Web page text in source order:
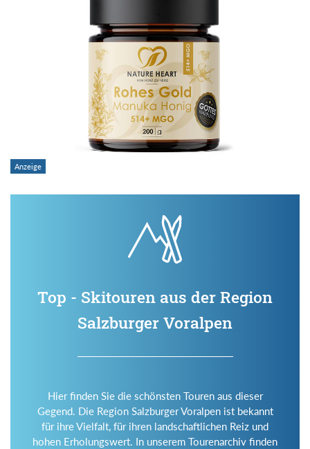
Top - Skitouren aus der Region
Salzburger Voralpen
Hier finden Sie die schönsten Touren aus dieser
Gegend. Die Region Salzburger Voralpen ist bekannt
für ihre Vielfalt, für ihren landschaftlichen Reiz und
hohen Erholungswert. In unserem Tourenarchiv finden